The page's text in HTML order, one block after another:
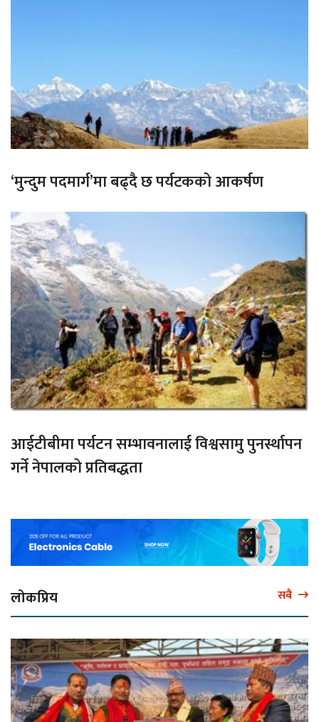
‘मुन्दुम पदमार्ग’मा बढ्दै छ पर्यटकको आकर्षण
आईटीबीमा पर्यटन सम्भावनालाई विश्वसामु पुनर्स्थापन
गर्ने नेपालको प्रतिबद्धता
लोकप्रिय सबै